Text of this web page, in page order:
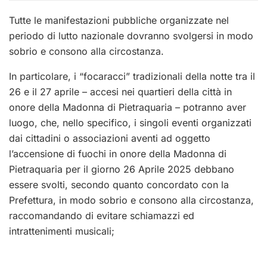
Tutte le manifestazioni pubbliche organizzate nel
periodo di lutto nazionale dovranno svolgersi in modo
sobrio e consono alla circostanza.
In particolare, i “focaracci” tradizionali della notte tra il
26 e il 27 aprile – accesi nei quartieri della città in
onore della Madonna di Pietraquaria – potranno aver
luogo, che, nello specifico, i singoli eventi organizzati
dai cittadini o associazioni aventi ad oggetto
l’accensione di fuochi in onore della Madonna di
Pietraquaria per il giorno 26 Aprile 2025 debbano
essere svolti, secondo quanto concordato con la
Prefettura, in modo sobrio e consono alla circostanza,
raccomandando di evitare schiamazzi ed
intrattenimenti musicali;